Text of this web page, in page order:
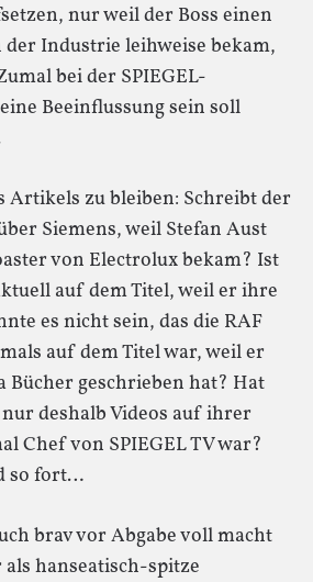
nur weil der Boss einen
der Industrie leihweise bekam,
bei der SPIEGEL-
Beeinflussung sein soll
Artikels zu bleiben: Schreibt der
Siemens, weil Stefan Aust
von Electrolux bekam? Ist
auf dem Titel, weil er ihre
es nicht sein, das die RAF
auf dem Titel war, weil er
Bücher geschrieben hat? Hat
nur deshalb Videos auf ihrer
Chef von SPIEGEL TV war?
so fort…
brav vor Abgabe voll macht
hanseatisch-spitze